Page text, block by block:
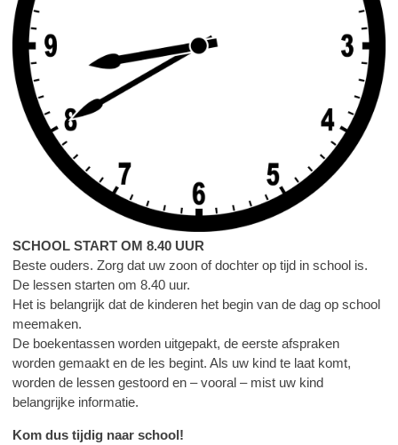
SCHOOL START OM 8.40 UUR
Beste ouders. Zorg dat uw zoon of dochter op tijd in school is.
De lessen starten om 8.40 uur.
Het is belangrijk dat de kinderen het begin van de dag op school
meemaken.
De boekentassen worden uitgepakt, de eerste afspraken
worden gemaakt en de les begint. Als uw kind te laat komt,
worden de lessen gestoord en – vooral – mist uw kind
belangrijke informatie.
Kom dus tijdig naar school!